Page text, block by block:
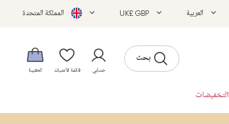
العربية UK£ GBP المملكة المتحدة
بحث
حسابي قائمة الأمنيات الحقيبة
التخفيضات